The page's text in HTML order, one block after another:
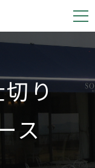
切り
ス